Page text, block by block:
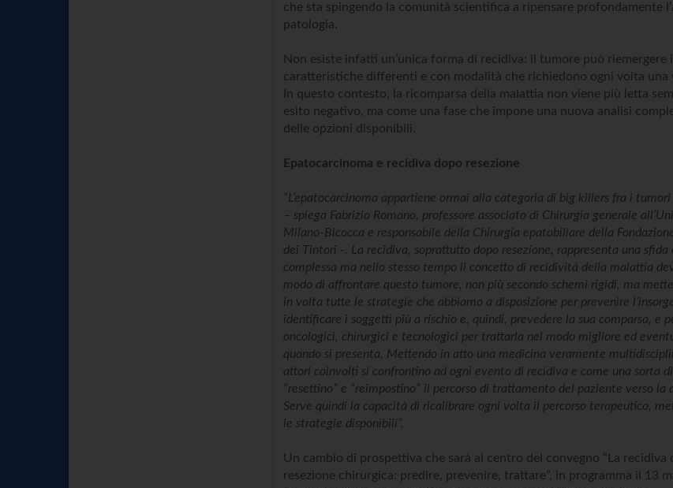
che sta spingendo la comunità scientifica a ripensare profondamente
patologia.
Non esiste infatti un’unica forma di recidiva: il tumore può riemergere
caratteristiche differenti e con modalità che richiedono ogni volta una
In questo contesto, la ricomparsa della malattia non viene più letta
esito negativo, ma come una fase che impone una nuova analisi
delle opzioni disponibili.
Epatocarcinoma e recidiva dopo resezione
“L’epatocarcinoma appartiene ormai alla categoria di big killers fra i
– spiega Fabrizio Romano, professore associato di Chirurgia generale
Milano-Bicocca e responsabile della Chirurgia epatobiliare della
dei Tintori -. La recidiva, soprattutto dopo resezione, rappresenta una
complessa ma nello stesso tempo il concetto di recidività della malattia
modo di affrontare questo tumore, non più secondo schemi rigidi, ma
in volta tutte le strategie che abbiamo a disposizione per prevenire
identificare i soggetti più a rischio e, quindi, prevedere la sua comparsa, e
oncologici, chirurgici e tecnologici per trattarla nel modo migliore ed
quando si presenta. Mettendo in atto una medicina veramente
attori coinvolti si confrontino ad ogni evento di recidiva e come una sorta
“resettino” e “reimpostino” il percorso di trattamento del paziente verso la
Serve quindi la capacità di ricalibrare ogni volta il percorso terapeutico,
le strategie disponibili”.
Un cambio di prospettiva che sarà al centro del convegno “La recidiva
resezione chirurgica: predire, prevenire, trattare”, in programma il 13